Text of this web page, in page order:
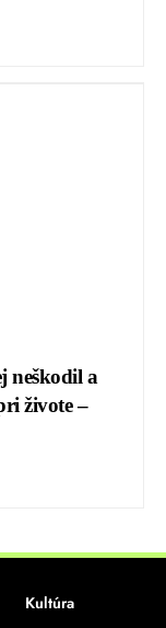
neškodil a
živote –
Kultúra